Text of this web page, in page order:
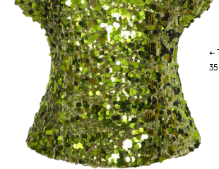
←